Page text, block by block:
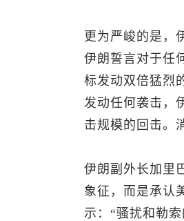
更为严峻的是，
伊朗誓言对于任
标发动双倍猛烈
发动任何袭击，
击规模的回击。
伊朗副外长加里
象征，而是承认
示：“骚扰和勒